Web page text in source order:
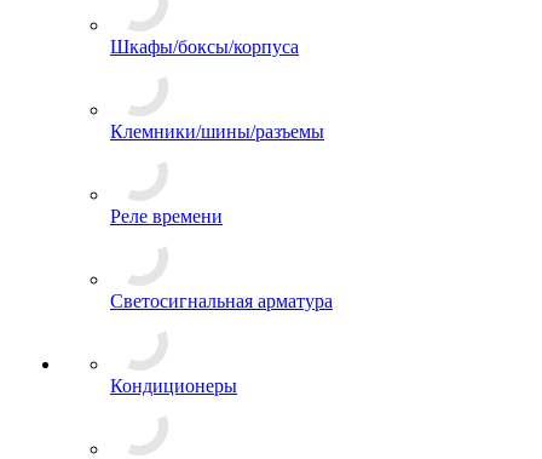
Шкафы/боксы/корпуса
Клемники/шины/разъемы
Реле времени
Светосигнальная арматура
Кондиционеры